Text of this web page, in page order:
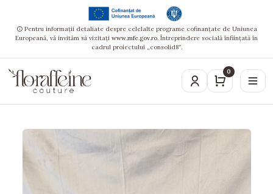
Pentru informații detaliate despre celelalte programe cofinanțate de Uniunea
Europeană, vă invităm să vizitați www.mfe.gov.ro. Întreprindere socială înființată în
cadrul proiectului „consolid8”.
0